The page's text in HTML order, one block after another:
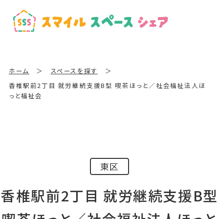
ホーム ＞ スペースを探す
＞
香椎駅前2丁目 就労継続支援B型 喫茶ほっと／社会福祉法人ほ
っと福祉会
東区
香椎駅前2丁目 就労継続支援B型